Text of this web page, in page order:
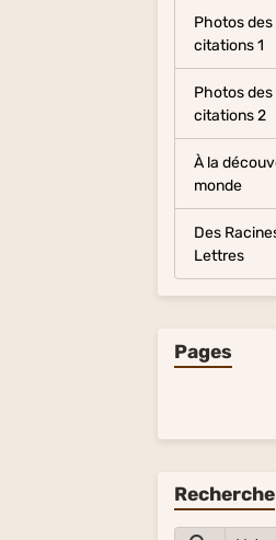
Photos
citations 1
Photos
citations 2
À la
monde
Des
Lettres
Pages
Recherche